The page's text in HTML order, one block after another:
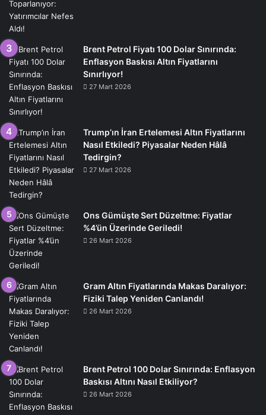
Brent Petrol Fiyatı 100 Dolar Sınırında:
Enflasyon Baskısı Altın Fiyatlarını
Sınırlıyor!
27 Mart 2026
Trump’ın İran Ertelemesi Altın Fiyatlarını
Nasıl Etkiledi? Piyasalar Neden Hâlâ
Tedirgin?
27 Mart 2026
Ons Gümüşte Sert Düzeltme: Fiyatlar
%4’ün Üzerinde Geriledi!
26 Mart 2026
Gram Altın Fiyatlarında Makas Daralıyor:
Fiziki Talep Yeniden Canlandı!
26 Mart 2026
Brent Petrol 100 Dolar Sınırında: Enflasyon
Baskısı Altını Nasıl Etkiliyor?
26 Mart 2026